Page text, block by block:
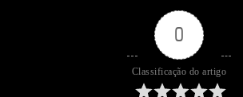
0
Classificação do artigo